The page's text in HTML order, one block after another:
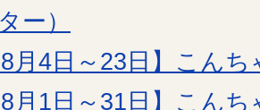
ー）
8月4日～23日】こんち
8月1日～31日】こん